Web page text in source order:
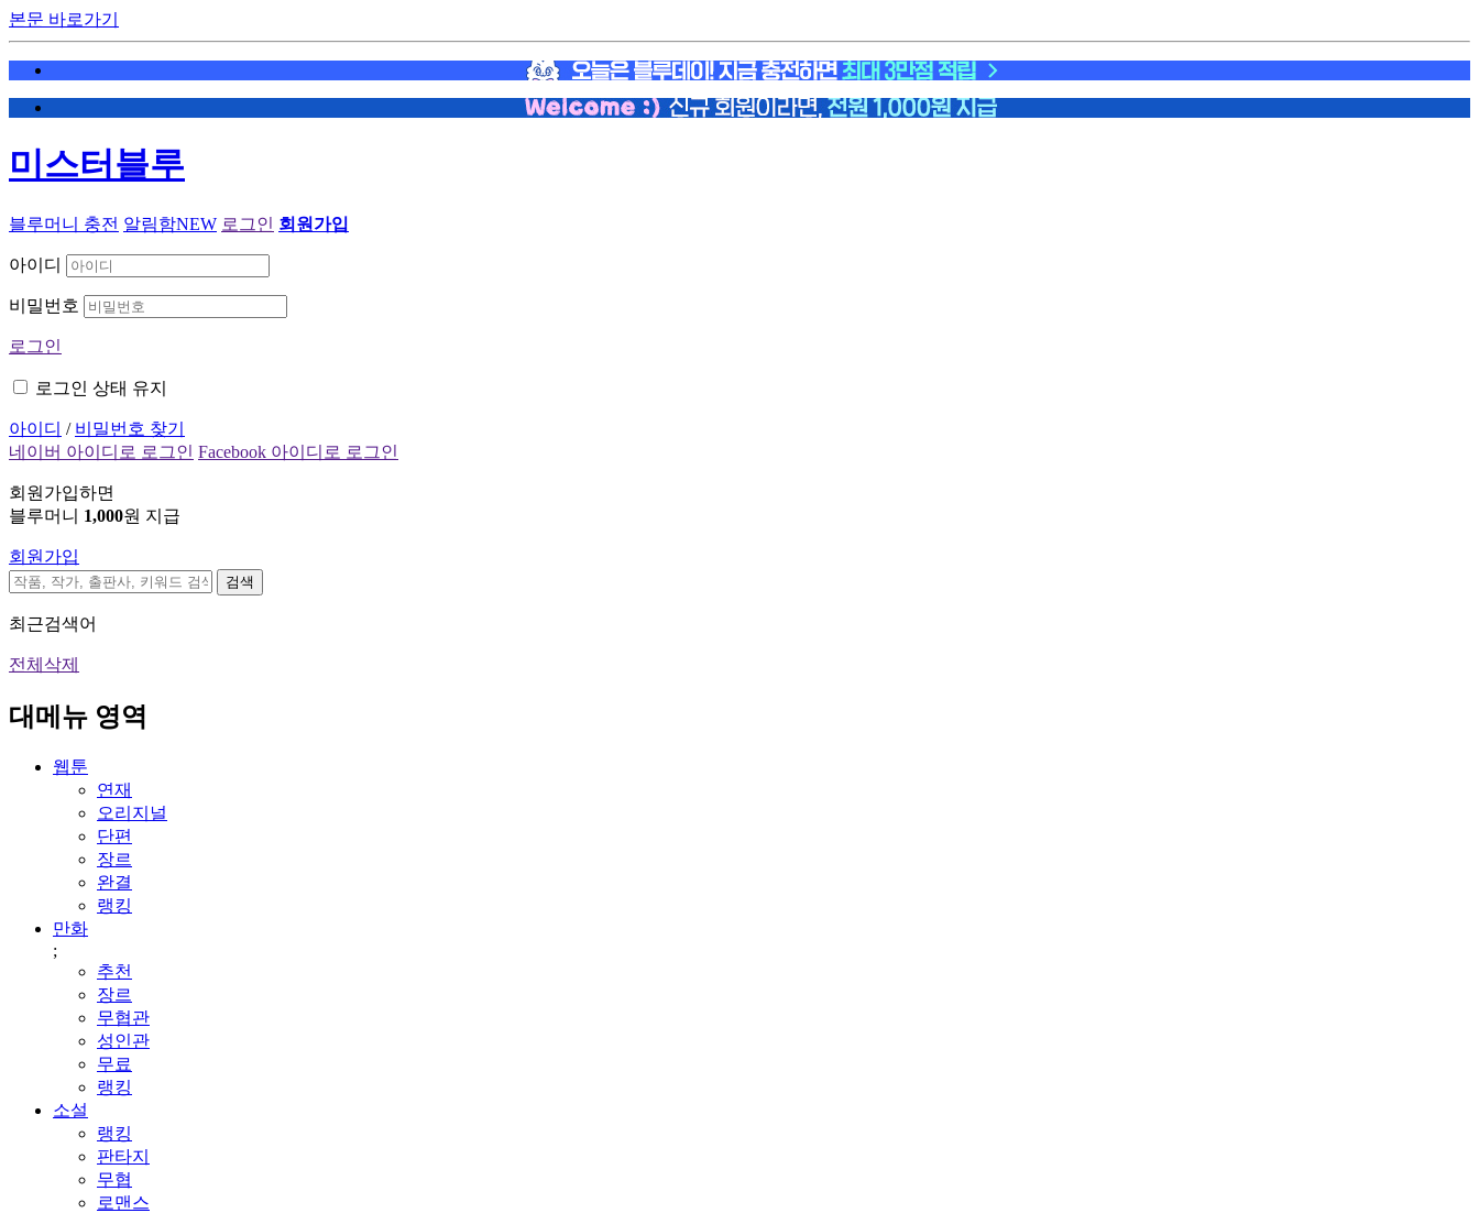
본문 바로가기
미스터블루
블루머니 충전 알림함NEW 로그인 회원가입
아이디
비밀번호
로그인
로그인 상태 유지
아이디 / 비밀번호 찾기
네이버 아이디로 로그인 Facebook 아이디로 로그인
회원가입하면
블루머니 1,000원 지급
회원가입
검색
최근검색어
전체삭제
대메뉴 영역
웹툰
연재
오리지널
단편
장르
완결
랭킹
만화
;
추천
장르
무협관
성인관
무료
랭킹
소설
랭킹
판타지
무협
로맨스